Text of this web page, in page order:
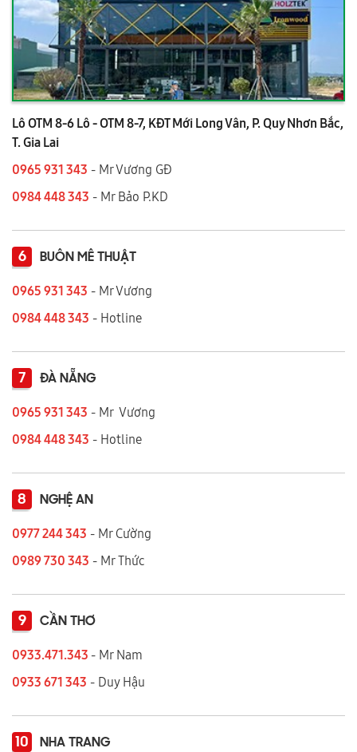
Lô OTM 8-6 Lô - OTM 8-7, KĐT Mới Long Vân, P. Quy Nhơn Bắc,
T. Gia Lai
0965 931 343 - Mr Vương GĐ
0984 448 343 - Mr Bảo P.KD
6 BUÔN MÊ THUẬT
0965 931 343 - Mr Vương
0984 448 343 - Hotline
7 ĐÀ NẴNG
0965 931 343 - Mr Vương
0984 448 343 - Hotline
8 NGHỆ AN
0977 244 343 - Mr Cường
0989 730 343 - Mr Thức
9 CẦN THƠ
0933.471.343 - Mr Nam
0933 671 343 - Duy Hậu
10 NHA TRANG